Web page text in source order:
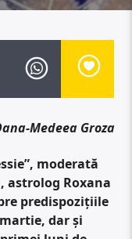
Medeea Groza
moderată
astrolog Roxana
predispozițiile
dar și